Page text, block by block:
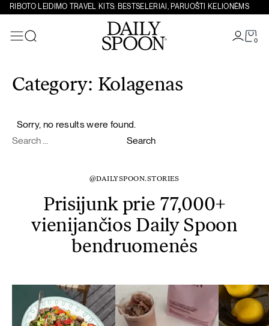
Eiti prie turinio
RIBOTO LEIDIMO TRAVEL KITS: BESTSELERIAI, PARUOŠTI KELIONĖMS
0
Category: Kolagenas
Sorry, no results were found.
Search for:
Search
@DAILYSPOON.STORIES
Prisijunk prie 77,000+
vienijančios Daily Spoon
bendruomenės